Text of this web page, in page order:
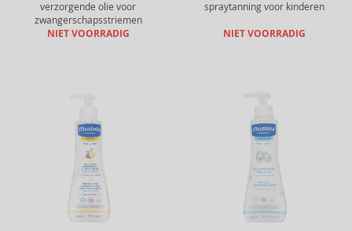
verzorgende olie voor
zwangerschapsstriemen
NIET VOORRADIG
spraytanning voor kinderen
NIET VOORRADIG